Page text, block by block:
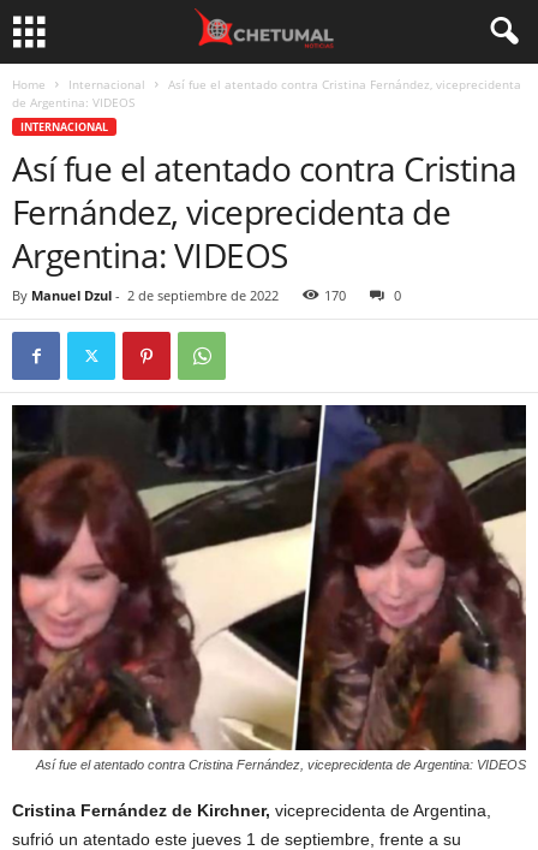
Home Internacional
Así fue el atentado contra Cristina Fernández, viceprecidenta
de Argentina: VIDEOS
INTERNACIONAL
Así fue el atentado contra Cristina
Fernández, viceprecidenta de
Argentina: VIDEOS
By Manuel Dzul - 2 de septiembre de 2022 170 0
Así fue el atentado contra Cristina Fernández, viceprecidenta de Argentina: VIDEOS
Cristina Fernández de Kirchner, viceprecidenta de Argentina,
sufrió un atentado este jueves 1 de septiembre, frente a su